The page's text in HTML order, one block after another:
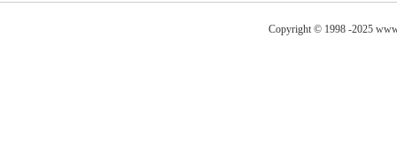
Copyright © 1998 -2025